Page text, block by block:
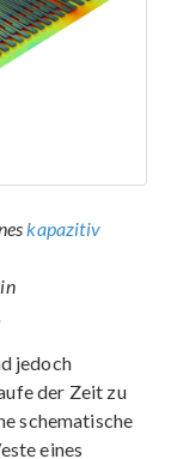
kapazitiv
jedoch
der Zeit zu
schematische
eines